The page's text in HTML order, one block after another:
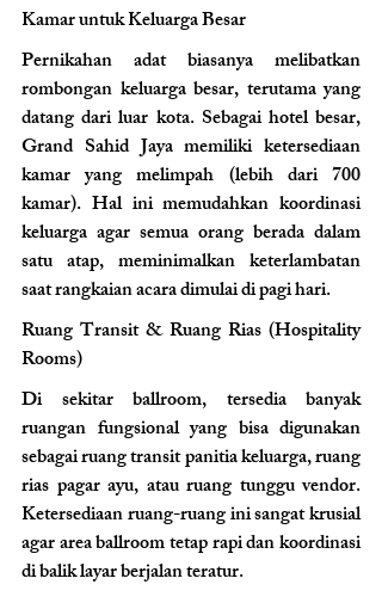
Kamar untuk Keluarga Besar
Pernikahan adat biasanya melibatkan
rombongan keluarga besar, terutama yang
datang dari luar kota. Sebagai hotel besar,
Grand Sahid Jaya memiliki ketersediaan
kamar yang melimpah (lebih dari 700
kamar). Hal ini memudahkan koordinasi
keluarga agar semua orang berada dalam
satu atap, meminimalkan keterlambatan
saat rangkaian acara dimulai di pagi hari.
Ruang Transit & Ruang Rias (Hospitality
Rooms)
Di sekitar ballroom, tersedia banyak
ruangan fungsional yang bisa digunakan
sebagai ruang transit panitia keluarga, ruang
rias pagar ayu, atau ruang tunggu vendor.
Ketersediaan ruang-ruang ini sangat krusial
agar area ballroom tetap rapi dan koordinasi
di balik layar berjalan teratur.